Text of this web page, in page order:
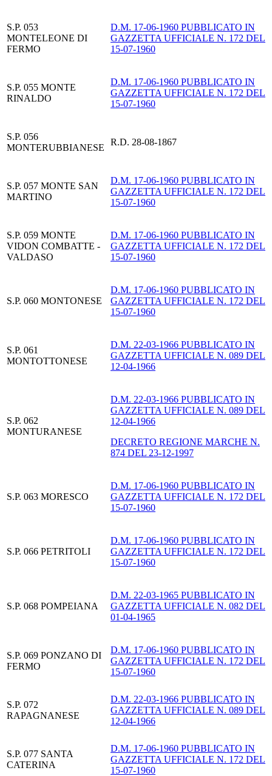
S.P. 053
MONTELEONE DI
FERMO
D.M. 17-06-1960 PUBBLICATO IN
GAZZETTA UFFICIALE N. 172 DEL
15-07-1960
S.P. 055 MONTE
RINALDO
D.M. 17-06-1960 PUBBLICATO IN
GAZZETTA UFFICIALE N. 172 DEL
15-07-1960
S.P. 056
MONTERUBBIANESE
R.D. 28-08-1867
S.P. 057 MONTE SAN
MARTINO
D.M. 17-06-1960 PUBBLICATO IN
GAZZETTA UFFICIALE N. 172 DEL
15-07-1960
S.P. 059 MONTE
VIDON COMBATTE -
VALDASO
D.M. 17-06-1960 PUBBLICATO IN
GAZZETTA UFFICIALE N. 172 DEL
15-07-1960
S.P. 060 MONTONESE
D.M. 17-06-1960 PUBBLICATO IN
GAZZETTA UFFICIALE N. 172 DEL
15-07-1960
S.P. 061
MONTOTTONESE
D.M. 22-03-1966 PUBBLICATO IN
GAZZETTA UFFICIALE N. 089 DEL
12-04-1966
S.P. 062
MONTURANESE
D.M. 22-03-1966 PUBBLICATO IN
GAZZETTA UFFICIALE N. 089 DEL
12-04-1966
DECRETO REGIONE MARCHE N.
874 DEL 23-12-1997
S.P. 063 MORESCO
D.M. 17-06-1960 PUBBLICATO IN
GAZZETTA UFFICIALE N. 172 DEL
15-07-1960
S.P. 066 PETRITOLI
D.M. 17-06-1960 PUBBLICATO IN
GAZZETTA UFFICIALE N. 172 DEL
15-07-1960
S.P. 068 POMPEIANA
D.M. 22-03-1965 PUBBLICATO IN
GAZZETTA UFFICIALE N. 082 DEL
01-04-1965
S.P. 069 PONZANO DI
FERMO
D.M. 17-06-1960 PUBBLICATO IN
GAZZETTA UFFICIALE N. 172 DEL
15-07-1960
S.P. 072
RAPAGNANESE
D.M. 22-03-1966 PUBBLICATO IN
GAZZETTA UFFICIALE N. 089 DEL
12-04-1966
S.P. 077 SANTA
CATERINA
D.M. 17-06-1960 PUBBLICATO IN
GAZZETTA UFFICIALE N. 172 DEL
15-07-1960